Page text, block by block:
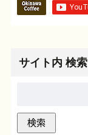
サイト内 検索